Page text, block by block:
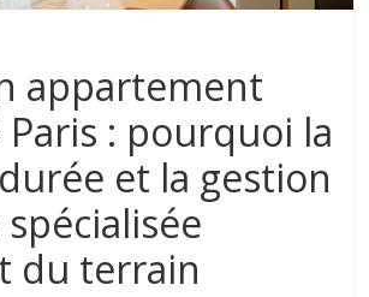
appartement
: pourquoi la
et la gestion
du terrain